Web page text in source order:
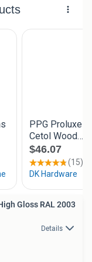
Gloss RAL 2003
Details